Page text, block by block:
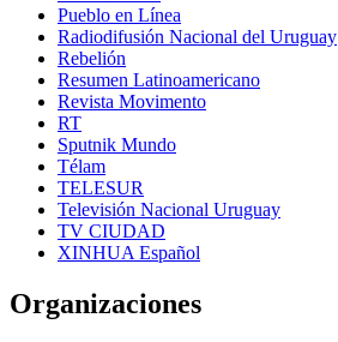
Pueblo en Línea
Radiodifusión Nacional del Uruguay
Rebelión
Resumen Latinoamericano
Revista Movimento
RT
Sputnik Mundo
Télam
TELESUR
Televisión Nacional Uruguay
TV CIUDAD
XINHUA Español
Organizaciones